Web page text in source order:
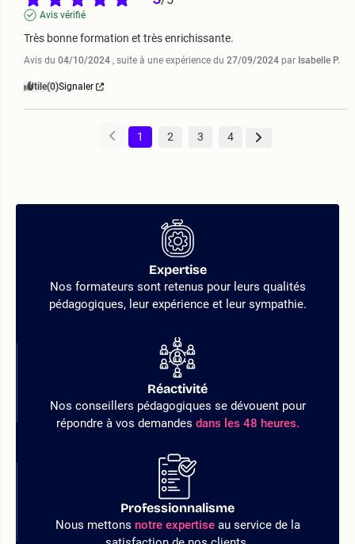
Avis vérifié
Très bonne formation et très enrichissante.
Avis du 04/10/2024 , suite à une expérience du 27/09/2024 par Isabelle P.
Utile(0)Signaler
1 2 3 4
Expertise
Nos formateurs sont retenus pour leurs qualités
pédagogiques, leur expérience et leur sympathie.
Réactivité
Nos conseillers pédagogiques se dévouent pour
répondre à vos demandes dans les 48 heures.
Professionnalisme
Nous mettons notre expertiseau service de la